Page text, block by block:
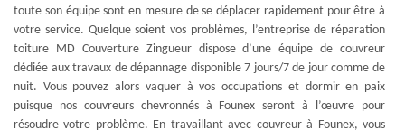
toute son équipe sont en mesure de se déplacer rapidement pour être à
votre service. Quelque soient vos problèmes, l’entreprise de réparation
toiture MD Couverture Zingueur dispose d’une équipe de couvreur
dédiée aux travaux de dépannage disponible 7 jours/7 de jour comme de
nuit. Vous pouvez alors vaquer à vos occupations et dormir en paix
puisque nos couvreurs chevronnés à Founex seront à l’œuvre pour
résoudre votre problème. En travaillant avec couvreur à Founex, vous